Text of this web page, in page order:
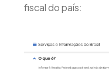
fiscal do país: